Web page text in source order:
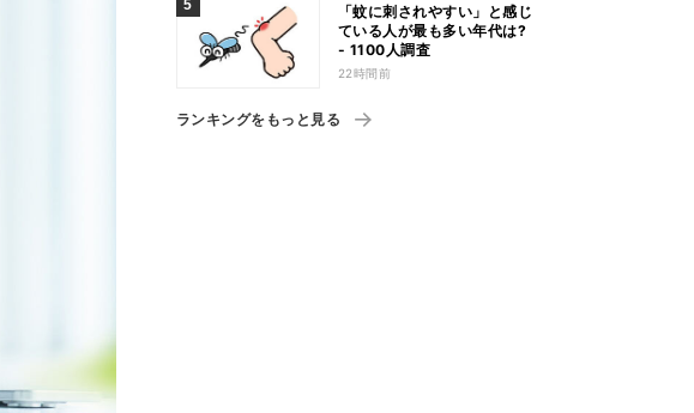
「蚊に刺されやすい」と感じ
ている人が最も多い年代は?
- 1100人調査
22時間前
ランキングをもっと見る